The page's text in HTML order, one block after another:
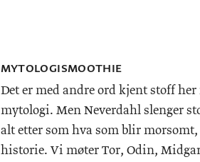
MYTOLOGISMOOTHIE
Det er med andre ord kjent stoff
mytologi. Men Neverdahl slenger
alt etter som hva som blir
historie. Vi møter Tor, Odin,